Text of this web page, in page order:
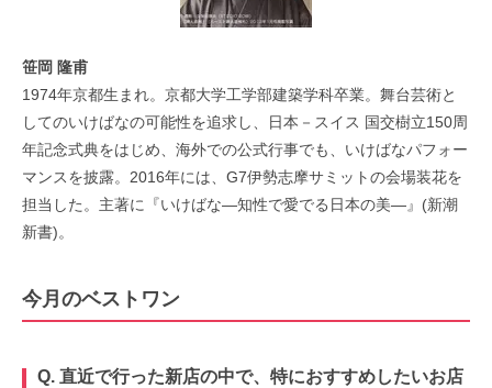
笹岡 隆甫
1974年京都生まれ。京都大学工学部建築学科卒業。舞台芸術と
してのいけばなの可能性を追求し、日本－スイス 国交樹立150周
年記念式典をはじめ、海外での公式行事でも、いけばなパフォー
マンスを披露。2016年には、G7伊勢志摩サミットの会場装花を
担当した。主著に『いけばな―知性で愛でる日本の美―』(新潮
新書)。
今月のベストワン
Q. 直近で行った新店の中で、特におすすめしたいお店